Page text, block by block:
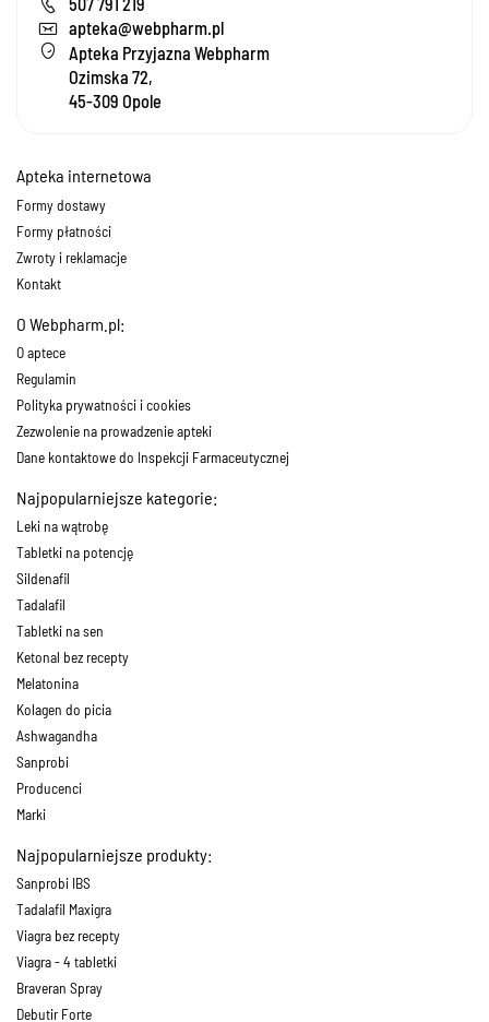
apteka@webpharm.pl
Apteka Przyjazna Webpharm
Ozimska 72,
45-309 Opole
Apteka internetowa
Formy dostawy
Formy płatności
Zwroty i reklamacje
Kontakt
O Webpharm.pl:
O aptece
Regulamin
Polityka prywatności i cookies
Zezwolenie na prowadzenie apteki
Dane kontaktowe do Inspekcji Farmaceutycznej
Najpopularniejsze kategorie:
Leki na wątrobę
Tabletki na potencję
Sildenafil
Tadalafil
Tabletki na sen
Ketonal bez recepty
Melatonina
Kolagen do picia
Ashwagandha
Sanprobi
Producenci
Marki
Najpopularniejsze produkty:
Sanprobi IBS
Tadalafil Maxigra
Viagra bez recepty
Viagra - 4 tabletki
Braveran Spray
Debutir Forte